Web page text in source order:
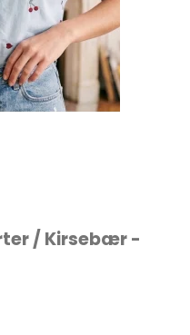
/ Kirsebær -